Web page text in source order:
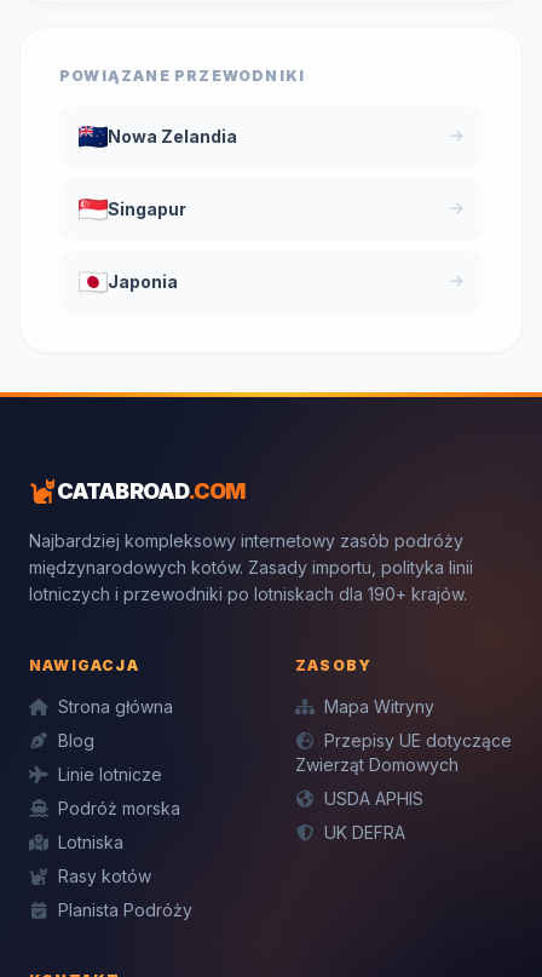
POWIĄZANE PRZEWODNIKI
Nowa Zelandia
Singapur
Japonia
CATABROAD.COM
Najbardziej kompleksowy internetowy zasób podróży
międzynarodowych kotów. Zasady importu, polityka linii
lotniczych i przewodniki po lotniskach dla 190+ krajów.
NAWIGACJA
Strona główna
Blog
Linie lotnicze
Podróż morska
Lotniska
Rasy kotów
Planista Podróży
ZASOBY
Mapa Witryny
Przepisy UE dotyczące
Zwierząt Domowych
USDA APHIS
UK DEFRA